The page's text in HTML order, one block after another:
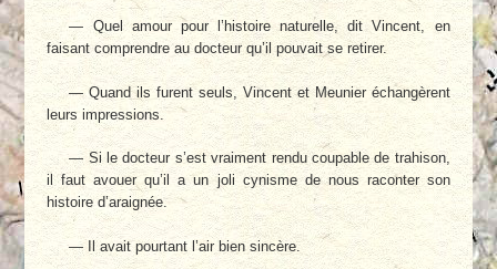
— Quel amour pour l’histoire naturelle, dit Vincent, en
faisant comprendre au docteur qu’il pouvait se retirer.
— Quand ils furent seuls, Vincent et Meunier échangèrent
leurs impressions.
— Si le docteur s’est vraiment rendu coupable de trahison,
il faut avouer qu’il a un joli cynisme de nous raconter son
histoire d’araignée.
— Il avait pourtant l’air bien sincère.